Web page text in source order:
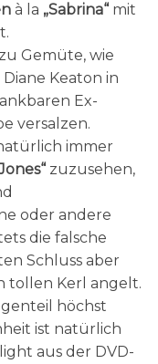
à la „Sabrina“ mit
Gemüte, wie
Keaton in
Ex-
versalzen.
immer
zuzusehen,
oder andere
die falsche
Schluss aber
tollen Kerl angelt.
höchst
ist natürlich
aus der DVD-